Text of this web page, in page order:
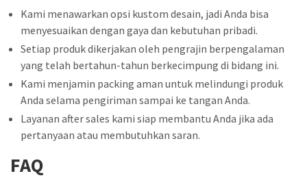
Kami menawarkan opsi kustom desain, jadi Anda bisa
menyesuaikan dengan gaya dan kebutuhan pribadi.
Setiap produk dikerjakan oleh pengrajin berpengalaman
yang telah bertahun-tahun berkecimpung di bidang ini.
Kami menjamin packing aman untuk melindungi produk
Anda selama pengiriman sampai ke tangan Anda.
Layanan after sales kami siap membantu Anda jika ada
pertanyaan atau membutuhkan saran.
FAQ